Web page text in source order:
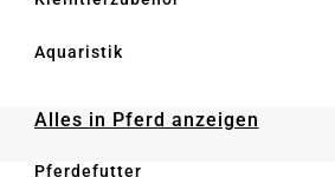
Aquaristik
Alles in Pferd anzeigen
Pferdefutter